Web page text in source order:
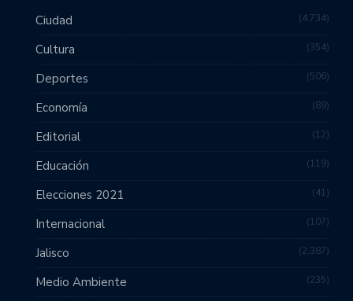
Ciudad 4,734
Cultura 354
Deportes 506
Economía 89
Editorial 12
Educación 119
Elecciones 2021 41
Internacional 107
Jalisco 2,387
Medio Ambiente 235